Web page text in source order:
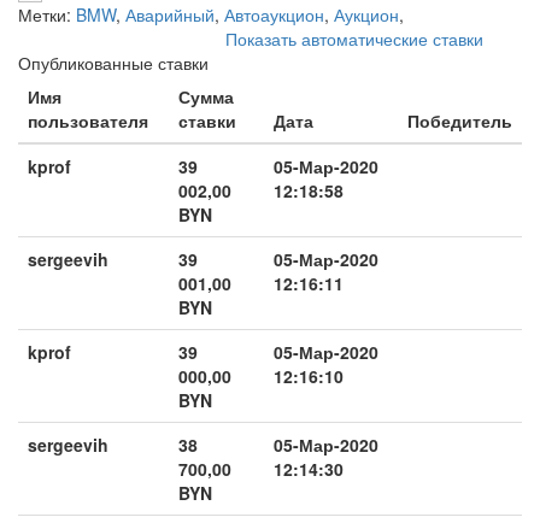
Метки: BMW, Аварийный, Автоаукцион, Аукцион,
Показать автоматические ставки
Опубликованные ставки
Имя
пользователя
Сумма
ставки
Дата
Победитель
kprof
39
002,00
BYN
05-Мар-2020
12:18:58
sergeevih
39
001,00
BYN
05-Мар-2020
12:16:11
kprof
39
000,00
BYN
05-Мар-2020
12:16:10
sergeevih
38
700,00
BYN
05-Мар-2020
12:14:30